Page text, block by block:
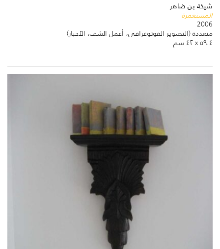
شيخة بن ضاهر
المستعمرة
2006
متعددة (التصوير الفوتوغرافي، أعمل الشف، الأحبار)
٥٩.٤ x ٤٢ سم